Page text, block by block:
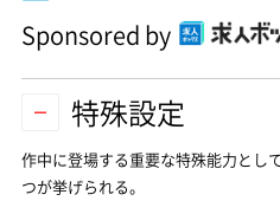
Sponsored by
特殊設定
作中に登場する重要な特殊能力とし
つが挙げられる。